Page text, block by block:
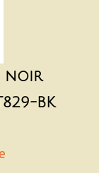
noir
BK